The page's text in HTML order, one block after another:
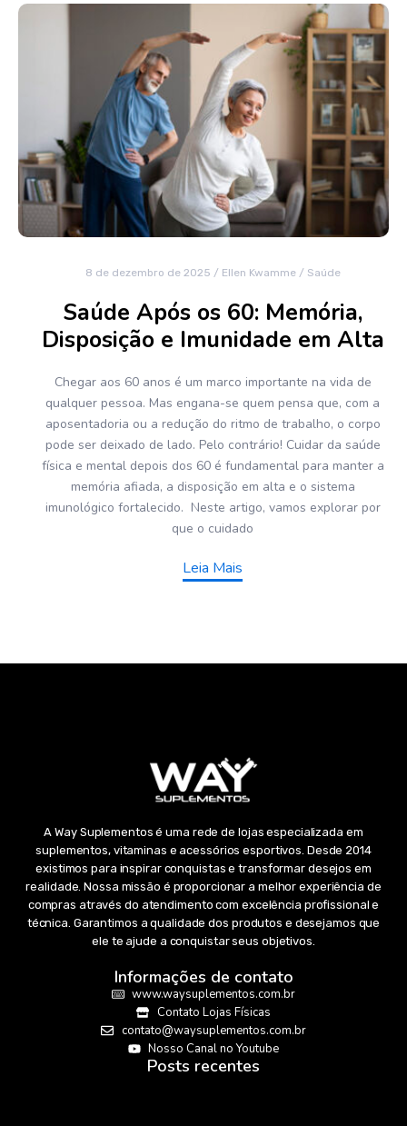
8 de dezembro de 2025 / Ellen Kwamme / Saúde
Saúde Após os 60: Memória,
Disposição e Imunidade em Alta
Chegar aos 60 anos é um marco importante na vida de
qualquer pessoa. Mas engana-se quem pensa que, com a
aposentadoria ou a redução do ritmo de trabalho, o corpo
pode ser deixado de lado. Pelo contrário! Cuidar da saúde
física e mental depois dos 60 é fundamental para manter a
memória afiada, a disposição em alta e o sistema
imunológico fortalecido. Neste artigo, vamos explorar por
que o cuidado
Leia Mais
A Way Suplementos é uma rede de lojas especializada em
suplementos, vitaminas e acessórios esportivos. Desde 2014
existimos para inspirar conquistas e transformar desejos em
realidade. Nossa missão é proporcionar a melhor experiência de
compras através do atendimento com excelência profissional e
técnica. Garantimos a qualidade dos produtos e desejamos que
ele te ajude a conquistar seus objetivos.
Informações de contato
www.waysuplementos.com.br
Contato Lojas Físicas
contato@waysuplementos.com.br
Nosso Canal no Youtube
Posts recentes